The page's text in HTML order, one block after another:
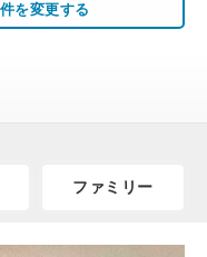
を変更する
ファミリー